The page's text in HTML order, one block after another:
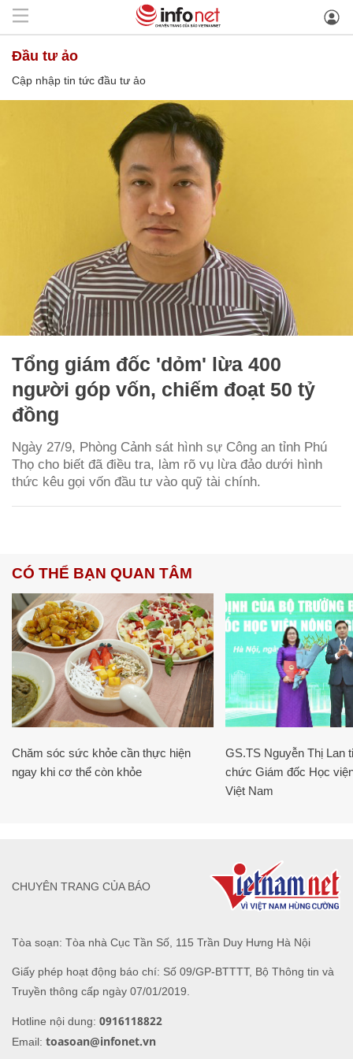
đầu tư ảo
Cập nhập tin tức đầu tư ảo
Tổng giám đốc 'dỏm' lừa 400
người góp vốn, chiếm đoạt 50 tỷ
đồng
Ngày 27/9, Phòng Cảnh sát hình sự Công an tỉnh Phú
Thọ cho biết đã điều tra, làm rõ vụ lừa đảo dưới hình
thức kêu gọi vốn đầu tư vào quỹ tài chính.
CÓ THỂ BẠN QUAN TÂM
Chăm sóc sức khỏe cần thực hiện
ngay khi cơ thể còn khỏe
GS.TS Nguyễn Thị Lan
chức Giám đốc Học
Việt Nam
Tòa soạn: Tòa nhà Cục Tần Số, 115 Trần Duy Hưng Hà Nội
Giấy phép hoạt động báo chí: Số 09/GP-BTTTT, Bộ Thông tin và
Truyền thông cấp ngày 07/01/2019.
Hotline nội dung: 0916118822
Email: toasoan@infonet.vn
CHUYÊN TRANG CỦA BÁO